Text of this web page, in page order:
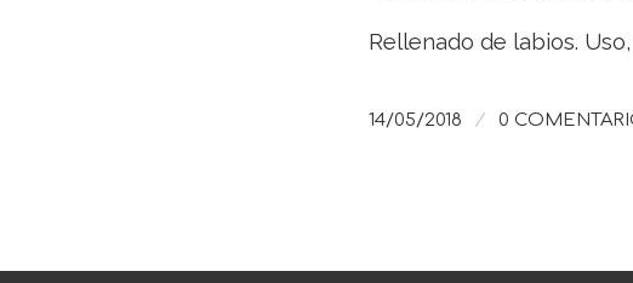
Rellenado de labios.
14/05/2018 / 0